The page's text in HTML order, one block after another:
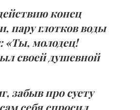
конец
пару глотков воды
«Ты, молодец!
своей душевной
забыв про суету
себя спросил